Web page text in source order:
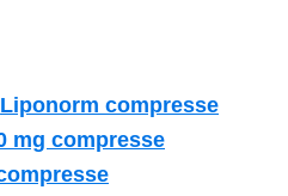
Liponorm compresse
mg compresse